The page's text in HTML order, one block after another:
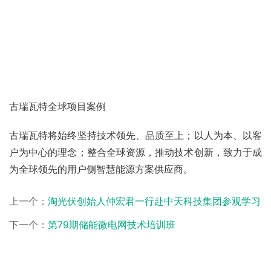
古瑞瓦特全球项目案例
古瑞瓦特将始终坚持技术领先、品质至上；以人为本、以客
户为中心的理念；整合全球资源，推动技术创新，致力于成
为全球领先的用户侧智慧能源方案供应商。
上一个： 淘光伏创始人仲宏君一行赴中天科技集团参观学习
下一个： 第79期储能微电网技术培训班